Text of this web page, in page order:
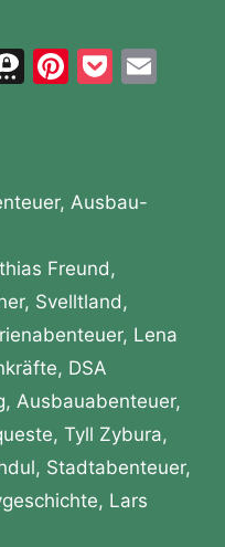
T
m
Pi
st
P
et
,Ausbau-
Freund,
, Svelltland,
, Lena
, DSA
, Ausbauabenteuer,
, Tyll Zybura,
, Stadtabenteuer,
, Lars